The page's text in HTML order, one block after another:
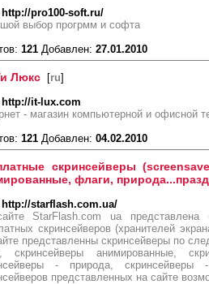
http://pro100-soft.ru/
выбор прогрмм и софта
121 Добавлен: 27.01.2010
Люкс [ru]
http://it-lux.com
- магазин компьютерной и офисной
121 Добавлен: 04.02.2010
скринсейверы
флаги,
http://starflash.com.ua/
StarFlash.com ua представлена
скринсейверов (хранителей
представленны скринсейверы по
скринсейверы анимированные,
- природа,
представленных на сайте